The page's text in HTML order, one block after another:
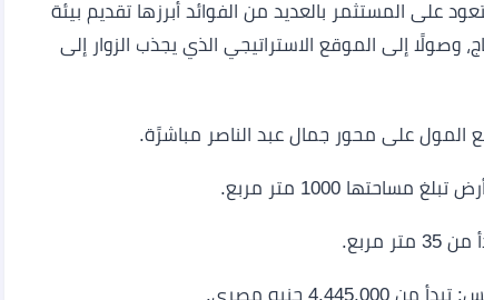
على المستثمر بالعديد من الفوائد أبرزها تقديم بيئة
وصولًا إلى الموقع الاستراتيجي الذي يجذب الزوار إلى
المول على محور جمال عبد الناصر مباشرًة.